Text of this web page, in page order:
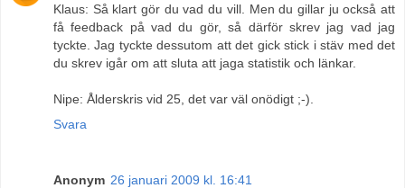
Klaus: Så klart gör du vad du vill. Men du gillar ju också att
få feedback på vad du gör, så därför skrev jag vad jag
tyckte. Jag tyckte dessutom att det gick stick i stäv med det
du skrev igår om att sluta att jaga statistik och länkar.
Nipe: Ålderskris vid 25, det var väl onödigt ;-).
Svara
Anonym 26 januari 2009 kl. 16:41